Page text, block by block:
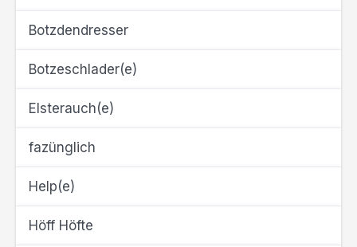
Botzdendresser
Botzeschlader(e)
Elsterauch(e)
fazünglich
Help(e)
Höff Höfte